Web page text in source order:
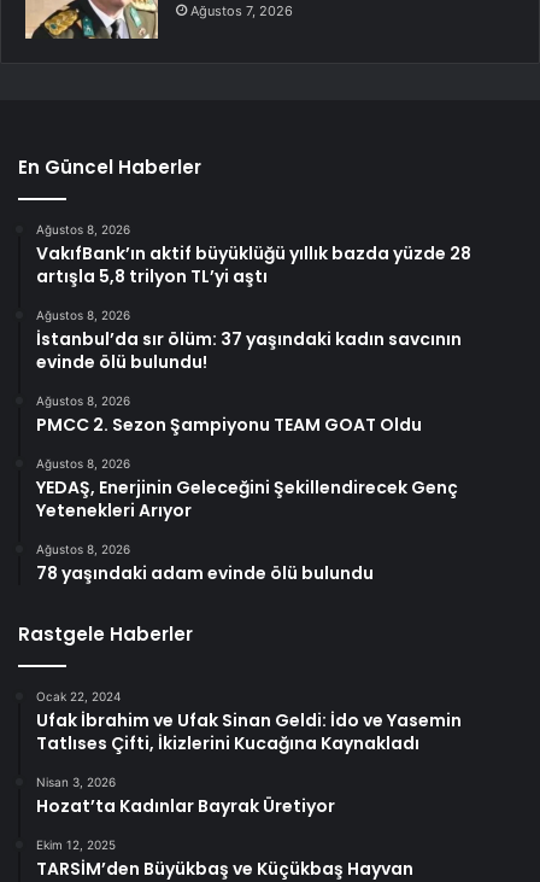
Ağustos 7, 2026
En Güncel Haberler
Ağustos 8, 2026
VakıfBank’ın aktif büyüklüğü yıllık bazda yüzde 28
artışla 5,8 trilyon TL’yi aştı
Ağustos 8, 2026
İstanbul’da sır ölüm: 37 yaşındaki kadın savcının
evinde ölü bulundu!
Ağustos 8, 2026
PMCC 2. Sezon Şampiyonu TEAM GOAT Oldu
Ağustos 8, 2026
YEDAŞ, Enerjinin Geleceğini Şekillendirecek Genç
Yetenekleri Arıyor
Ağustos 8, 2026
78 yaşındaki adam evinde ölü bulundu
Rastgele Haberler
Ocak 22, 2024
Ufak İbrahim ve Ufak Sinan Geldi: İdo ve Yasemin
Tatlıses Çifti, İkizlerini Kucağına Kaynakladı
Nisan 3, 2026
Hozat’ta Kadınlar Bayrak Üretiyor
Ekim 12, 2025
TARSİM’den Büyükbaş ve Küçükbaş Hayvan